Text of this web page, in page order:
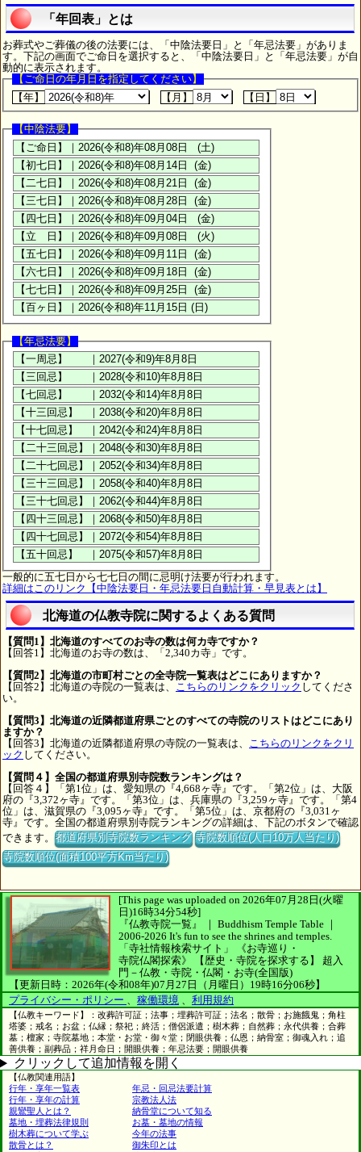
「年回表」とは
お葬式やご葬儀の後の法要には、「中陰法要日」と「年忌法要」がありま
す。下記の画面でご命日を選択すると、「中陰法要日」と「年忌法要」が自
動的に表示されます。
【ご命日の年月日を指定してください】
【年】
【月】 【日】
【中陰法要】
【年忌法要】
一般的に五七日から七七日の間に忌明け法要が行われます。
詳細はこのリンク【中陰法要日・年忌法要日自動計算・早見表とは】
北海道の仏教寺院に関するよくある質問
【質問1】北海道のすべてのお寺の数は何カ寺ですか？
【回答1】北海道のお寺の数は、「2,340カ寺」です。
【質問2】北海道の市町村ごとの全寺院一覧表はどこにありますか？
【回答2】北海道の寺院の一覧表は、 こちらのリンクをクリック してくださ
い。
【質問3】北海道の近隣都道府県ごとのすべての寺院のリストはどこにあり
ますか？
【回答3】北海道の近隣都道府県の寺院の一覧表は、 こちらのリンクをクリ
ック してください。
【質問４】全国の都道府県別寺院数ランキングは？
【回答４】「第1位」は、愛知県の『4,668ヶ寺』です。「第2位」は、大阪
府の『3,372ヶ寺』です。「第3位」は、兵庫県の『3,259ヶ寺』です。「第4
位」は、滋賀県の『3,095ヶ寺』です。「第5位」は、京都府の『3,031ヶ
寺』です。全国の都道府県別寺院ランキングの詳細は、下記のボタンで確認
できます。都道府県別寺院数ランキング 寺院数順位(人口10万人当たり)
寺院数順位(面積100平方Km当たり)
[This page was uploaded on 2026年07月28日(火曜
日)16時34分54秒]
『仏教寺院一覧』 ｜ Buddhism Temple Table ｜
2006-2026 It's fun to see the shrines and temples.
「寺社情報検索サイト」
《お寺巡り・
寺院仏閣探索》
【歴史・寺院を探求する】
超入
門－仏教・寺院・仏閣・お寺(全国版)
【更新日時：2026年(令和08年)07月27日（月曜日）19時16分06秒】
プライバシー・ポリシー 、 稼働環境 、 利用規約
【仏教キーワード】：改葬許可証；法事；埋葬許可証；法名；散骨；お施餓鬼；角柱
塔婆；戒名；お盆；仏縁；祭祀；終活；僧侶派遣；樹木葬；自然葬；永代供養；合葬
墓；檀家；寺院墓地；本堂・お堂・御々堂；閉眼供養；仏恩；納骨室；御魂入れ；追
善供養；副葬品；祥月命日；開眼供養；年忌法要；開眼供養
クリックして追加情報を開く
【仏教関連用語】
行年・享年一覧表
年忌・回忌法要計算
行年・享年の計算
宗教法人法
親鸞聖人とは？
納骨堂について知る
墓地・埋葬法律規則
お墓・墓地の情報
樹木葬について学ぶ
今年の法事
散骨とは？
御朱印とは